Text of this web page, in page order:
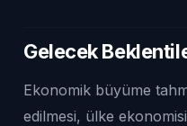
Gelecek
Ekonomik büyüme
edilmesi, ülke